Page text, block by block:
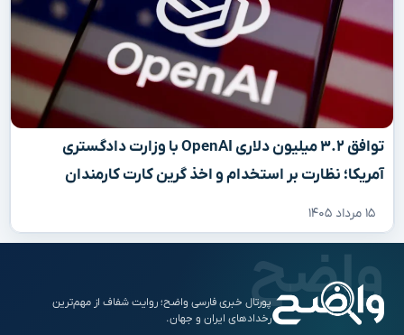
توافق ۳.۲ میلیون دلاری OpenAI با وزارت دادگستری
آمریکا؛ نظارت بر استخدام و اخذ گرین کارت کارمندان
۱۵ مرداد ۱۴۰۵
پورتال خبری فارسی واضح؛ روایت شفاف از مهم‌ترین
رخدادهای ایران و جهان.